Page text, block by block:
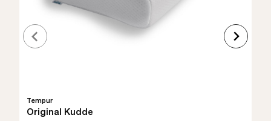
Tempur
Original Kudde